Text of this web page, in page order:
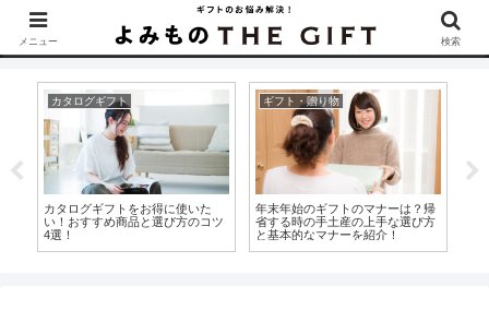
▶︎カタログギフトを探すなら『ソムリエ＠ギフト』をCheck！
カタログギフト
カタログギフトをお得に使いた
い！おすすめ商品と選び方のコツ
4選！
ギフト・贈り物
年末年始のギフトのマナーは？帰
省する時の手土産の上手な選び方
と基本的なマナーを紹介！
メニュー 検索